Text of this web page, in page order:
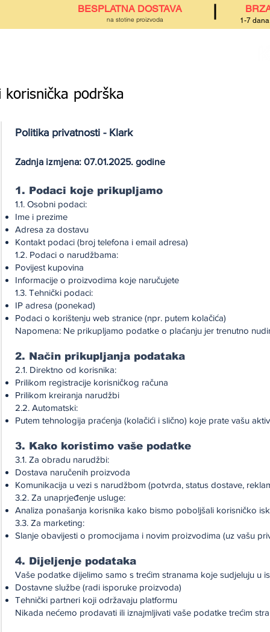
BESPLATNA DOSTAVA
na stotine proizvoda 1-7
korisnička podrška
Politika privatnosti - Klark
Zadnja izmjena: 07.01.2025. godine
1. Podaci koje prikupljamo
1.1. Osobni podaci:
Ime i prezime
Adresa za dostavu
Kontakt podaci (broj telefona i email adresa)
1.2. Podaci o narudžbama:
Povijest kupovina
Informacije o proizvodima koje naručujete
1.3. Tehnički podaci:
IP adresa (ponekad)
Podaci o korištenju web stranice (npr. putem kolačića)
Napomena: Ne prikupljamo podatke o plaćanju jer trenutno
2. Način prikupljanja podataka
2.1. Direktno od korisnika:
Prilikom registracije korisničkog računa
Prilikom kreiranja narudžbi
2.2. Automatski:
Putem tehnologija praćenja (kolačići i slično) koje prate vašu
3. Kako koristimo vaše podatke
3.1. Za obradu narudžbi:
Dostava naručenih proizvoda
Komunikacija u vezi s narudžbom (potvrda, status dostave,
3.2. Za unaprjeđenje usluge:
Analiza ponašanja korisnika kako bismo poboljšali korisničko
3.3. Za marketing:
Slanje obavijesti o promocijama i novim proizvodima (uz vašu
4. Dijeljenje podataka
Vaše podatke dijelimo samo s trećim stranama koje sudjeluju u
Dostavne službe (radi isporuke proizvoda)
Tehnički partneri koji održavaju platformu
Nikada nećemo prodavati ili iznajmljivati vaše podatke trećim